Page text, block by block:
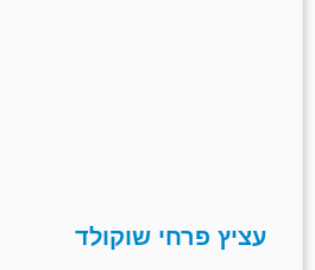
עציץ פרחי שוקולד